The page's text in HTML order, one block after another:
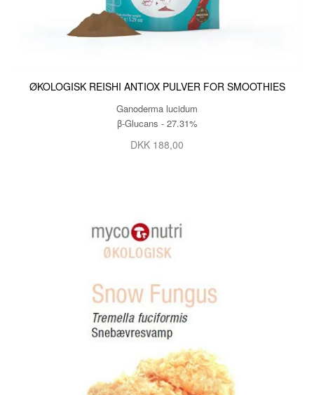
ØKOLOGISK REISHI ANTIOX PULVER FOR SMOOTHIES
Ganoderma lucidum
β-Glucans - 27.31%
DKK 188,00